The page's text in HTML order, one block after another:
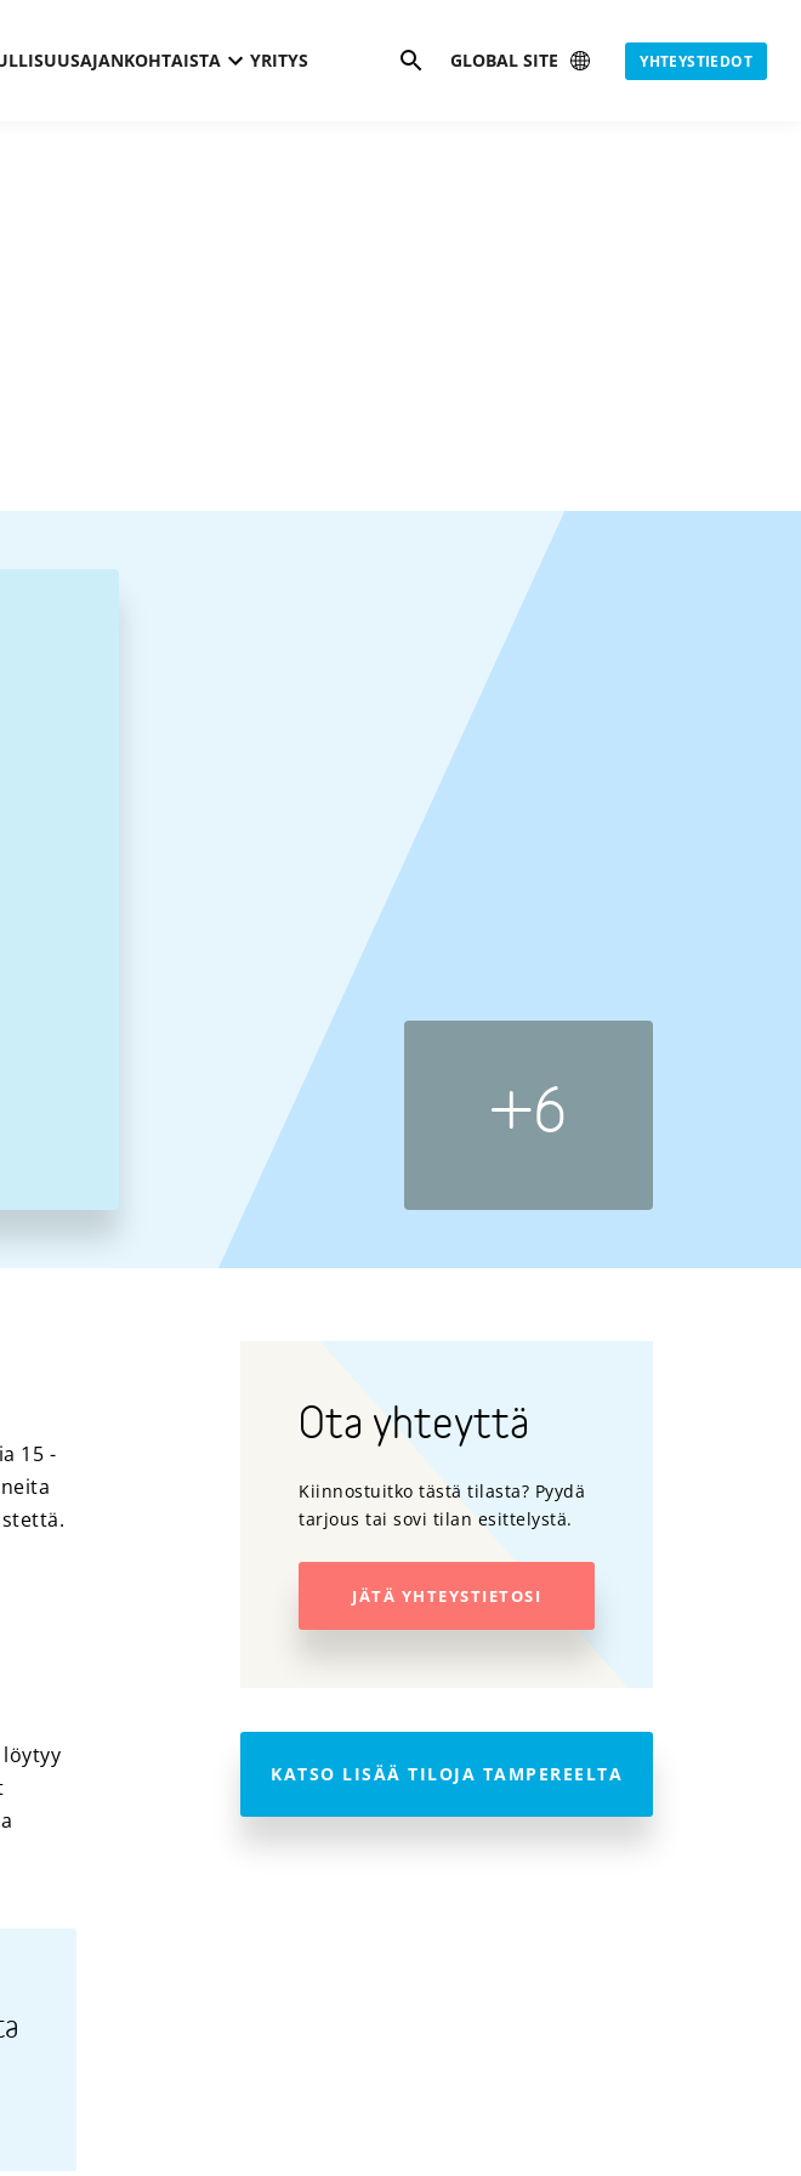
AJANKOHTAISTA YRITYS Hae GLOBAL SITE YHTEYSTIEDOT
+6
15 -
Ota yhteyttä
Kiinnostuitko tästä tilasta? Pyydä
tarjous tai sovi tilan esittelystä.
JÄTÄ YHTEYSTIETOSI
KATSO LISÄÄ TILOJA TAMPEREELTA